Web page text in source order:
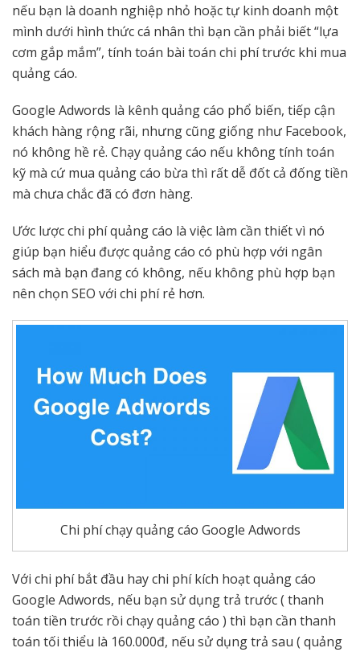
nếu bạn là doanh nghiệp nhỏ hoặc tự kinh doanh một
mình dưới hình thức cá nhân thì bạn cần phải biết “lựa
cơm gắp mắm”, tính toán bài toán chi phí trước khi mua
quảng cáo.
Google Adwords là kênh quảng cáo phổ biến, tiếp cận
khách hàng rộng rãi, nhưng cũng giống như Facebook,
nó không hề rẻ. Chạy quảng cáo nếu không tính toán
kỹ mà cứ mua quảng cáo bừa thì rất dễ đốt cả đống tiền
mà chưa chắc đã có đơn hàng.
Ước lược chi phí quảng cáo là việc làm cần thiết vì nó
giúp bạn hiểu được quảng cáo có phù hợp với ngân
sách mà bạn đang có không, nếu không phù hợp bạn
nên chọn SEO với chi phí rẻ hơn.
Chi phí chạy quảng cáo Google Adwords
Với chi phí bắt đầu hay chi phí kích hoạt quảng cáo
Google Adwords, nếu bạn sử dụng trả trước ( thanh
toán tiền trước rồi chạy quảng cáo ) thì bạn cần thanh
toán tối thiểu là 160.000đ, nếu sử dụng trả sau ( quảng